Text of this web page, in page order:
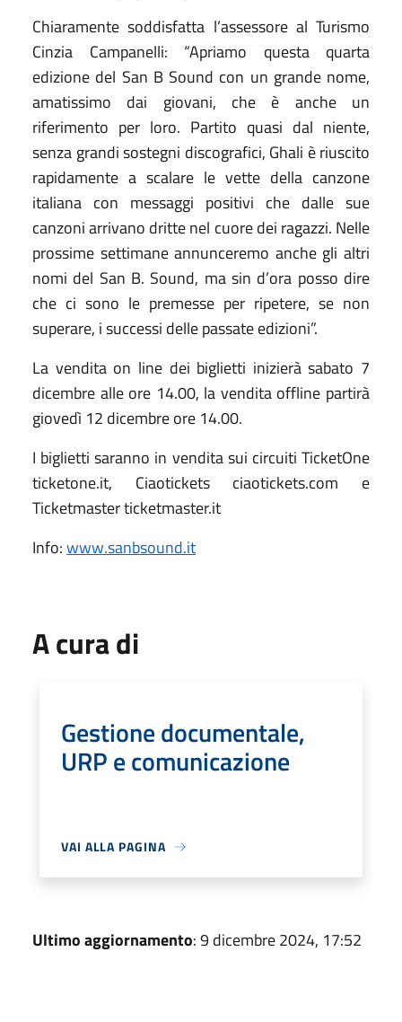
Chiaramente soddisfatta l’assessore al Turismo
Cinzia Campanelli: “Apriamo questa quarta
edizione del San B Sound con un grande nome,
amatissimo dai giovani, che è anche un
riferimento per loro. Partito quasi dal niente,
senza grandi sostegni discografici, Ghali è riuscito
rapidamente a scalare le vette della canzone
italiana con messaggi positivi che dalle sue
canzoni arrivano dritte nel cuore dei ragazzi. Nelle
prossime settimane annunceremo anche gli altri
nomi del San B. Sound, ma sin d’ora posso dire
che ci sono le premesse per ripetere, se non
superare, i successi delle passate edizioni”.
La vendita on line dei biglietti inizierà sabato 7
dicembre alle ore 14.00, la vendita offline partirà
giovedì 12 dicembre ore 14.00.
I biglietti saranno in vendita sui circuiti TicketOne
ticketone.it, Ciaotickets ciaotickets.com e
Ticketmaster ticketmaster.it
Info:www.sanbsound.it
A cura di
Gestione documentale,
URP e comunicazione
VAI ALLA PAGINA
Ultimo aggiornamento: 9 dicembre 2024, 17:52